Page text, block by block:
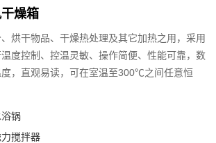
燥箱
烘干物品、干燥热处理及其它加热之用，采用
度控制、控温灵敏、操作简便、性能可靠，数
，直观易读，可在室温至300℃之间任意恒
锅
搅拌器